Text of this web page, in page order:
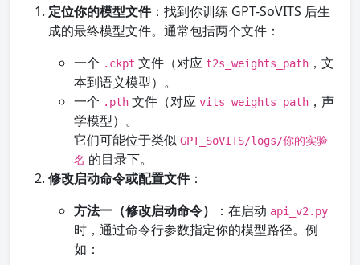
定位你的模型文件：找到你训练 GPT-SoVITS 后生
成的最终模型文件。通常包括两个文件：
一个 .ckpt 文件（对应 t2s_weights_path ，文
本到语义模型）。
一个 .pth 文件（对应 vits_weights_path ，声
学模型）。
它们可能位于类似 GPT_SoVITS/logs/你的实验
名 的目录下。
修改启动命令或配置文件：
方法一（修改启动命令）
：在启动 api_v2.py
时，通过命令行参数指定你的模型路径。例
如：